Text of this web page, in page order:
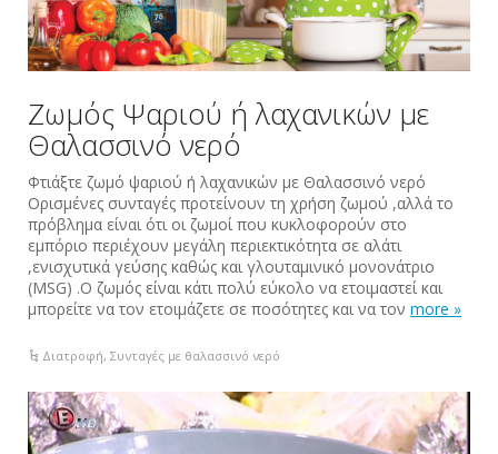
Ζωμός Ψαριού ή λαχανικών με
Θαλασσινό νερό
Φτιάξτε ζωμό ψαριού ή λαχανικών με Θαλασσινό νερό
Ορισμένες συνταγές προτείνουν τη χρήση ζωμού ,αλλά το
πρόβλημα είναι ότι οι ζωμοί που κυκλοφορούν στο
εμπόριο περιέχουν μεγάλη περιεκτικότητα σε αλάτι
,ενισχυτικά γεύσης καθώς και γλουταμινικό μονονάτριο
(MSG) .Ο ζωμός είναι κάτι πολύ εύκολο να ετοιμαστεί και
μπορείτε να τον ετοιμάζετε σε ποσότητες και να τον more »
Διατροφή,Συνταγές με θαλασσινό νερό